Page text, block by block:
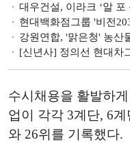
대우건설, 이라크 ‘알 포 신
현대백화점그룹 '비전2030'
강원연합, '맑은청' 농산
[신년사] 정의선 현대차그룹 회장 "
수시채용을 활발하
업이 각각 3계단, 6
와 26위를 기록했다.